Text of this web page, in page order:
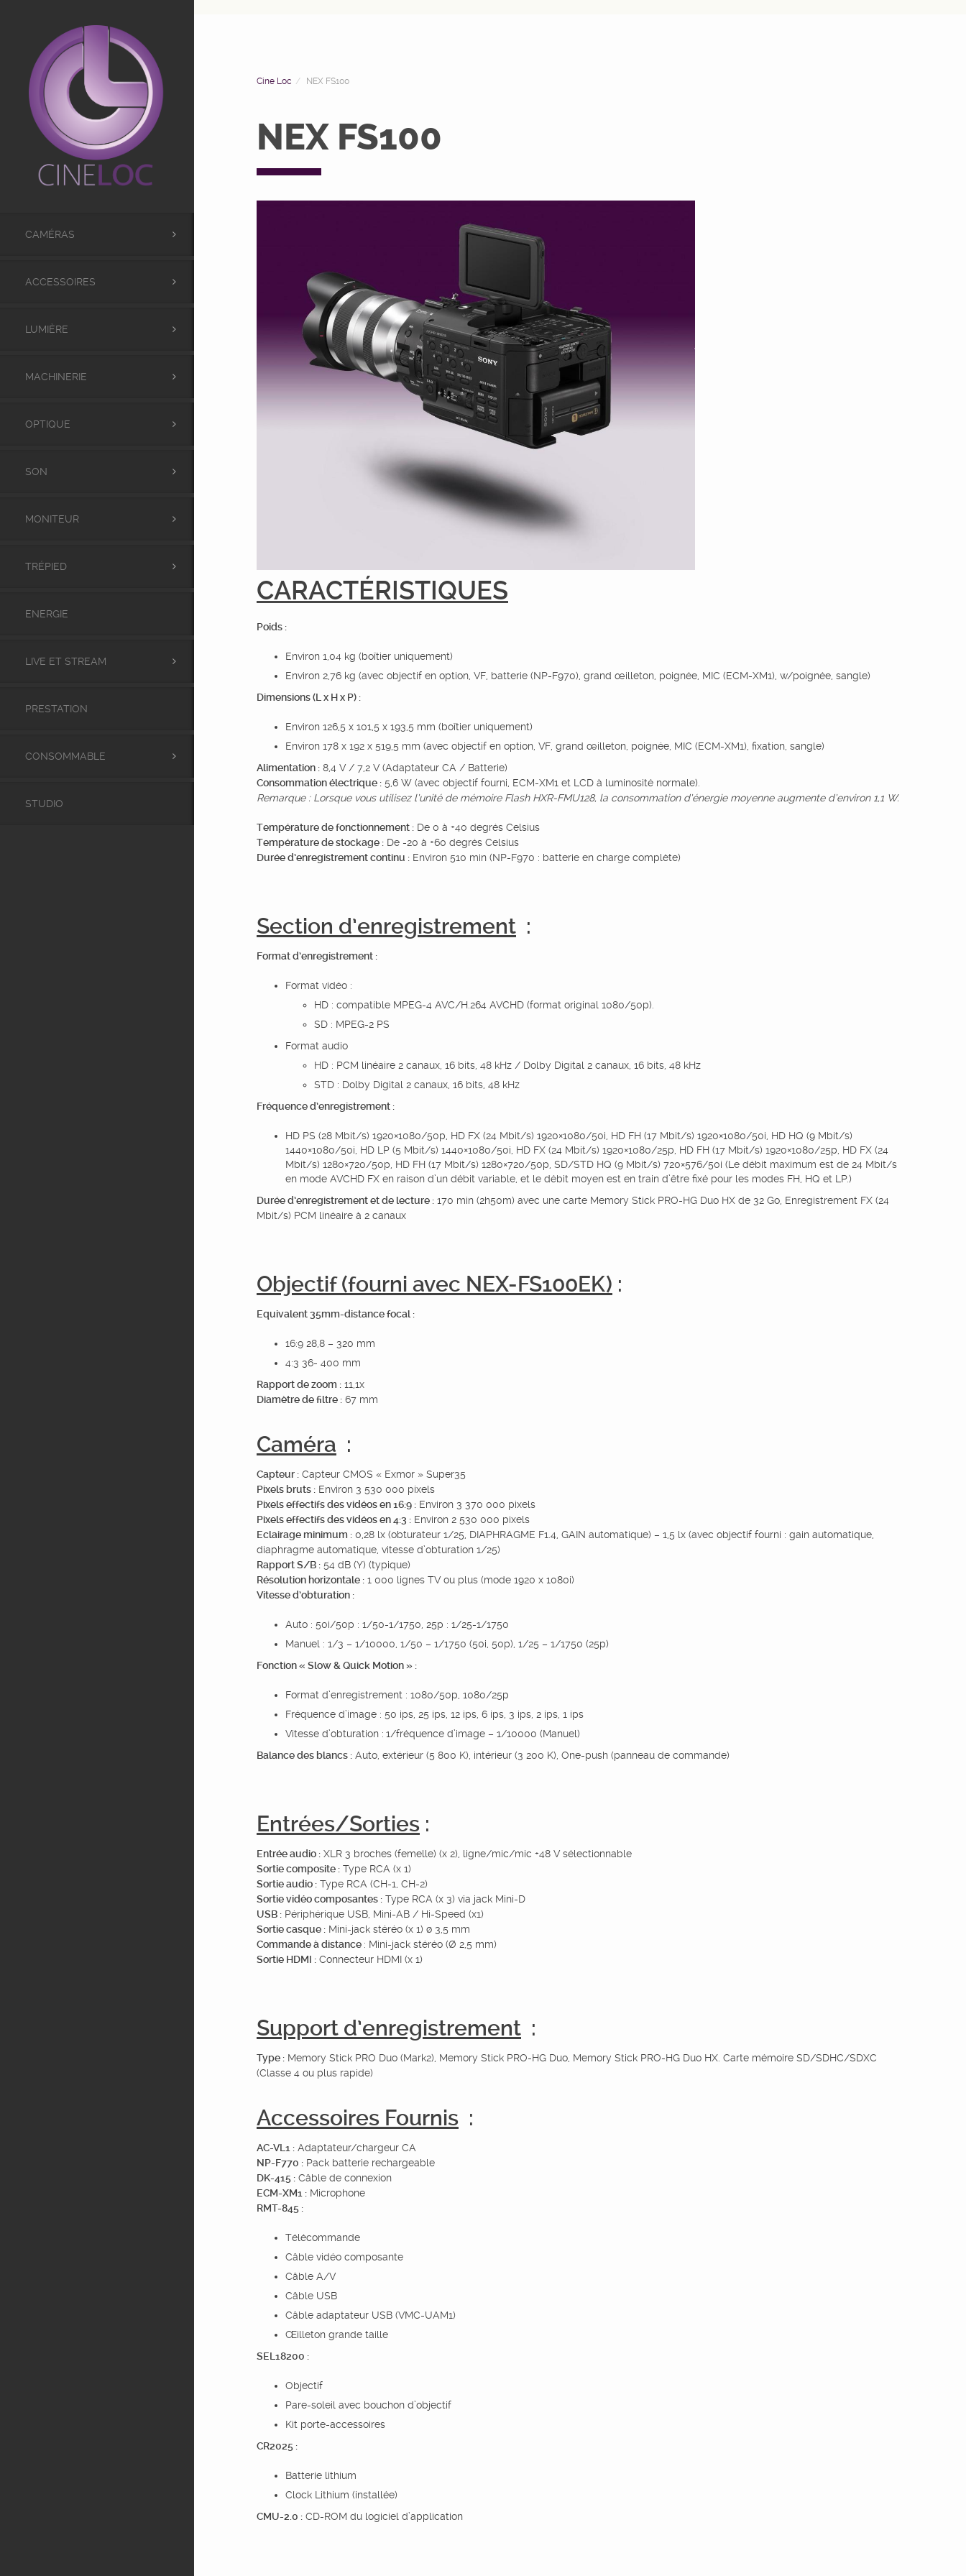
CAMÉRAS
ACCESSOIRES
LUMIÈRE
MACHINERIE
OPTIQUE
SON
MONITEUR
TRÉPIED
ENERGIE
LIVE ET STREAM
PRESTATION
CONSOMMABLE
STUDIO
Cine Loc NEX FS100
NEX FS100
CARACTÉRISTIQUES
Poids :
Environ 1,04 kg (boîtier uniquement)
Environ 2,76 kg (avec objectif en option, VF, batterie (NP-F970), grand œilleton, poignée, MIC (ECM-XM1), w/poignée, sangle)
Dimensions (L x H x P) :
Environ 126,5 x 101,5 x 193,5 mm (boîtier uniquement)
Environ 178 x 192 x 519,5 mm (avec objectif en option, VF, grand œilleton, poignée, MIC (ECM-XM1), fixation, sangle)
Alimentation : 8,4 V / 7,2 V (Adaptateur CA / Batterie)
Consommation électrique : 5,6 W (avec objectif fourni, ECM-XM1 et LCD à luminosité normale).
Remarque : Lorsque vous utilisez l’unité de mémoire Flash HXR-FMU128, la consommation d’énergie moyenne augmente d’environ 1,1 W.
Température de fonctionnement : De 0 à +40 degrés Celsius
Température de stockage : De -20 à +60 degrés Celsius
Durée d’enregistrement continu : Environ 510 min (NP-F970 : batterie en charge complète)
Section d’enregistrement :
Format d’enregistrement :
Format vidéo :
HD : compatible MPEG-4 AVC/H.264 AVCHD (format original 1080/50p).
SD : MPEG-2 PS
Format audio
HD : PCM linéaire 2 canaux, 16 bits, 48 kHz / Dolby Digital 2 canaux, 16 bits, 48 kHz
STD : Dolby Digital 2 canaux, 16 bits, 48 kHz
Fréquence d’enregistrement :
HD PS (28 Mbit/s) 1920×1080/50p, HD FX (24 Mbit/s) 1920×1080/50i, HD FH (17 Mbit/s) 1920×1080/50i, HD HQ (9 Mbit/s)
1440×1080/50i, HD LP (5 Mbit/s) 1440×1080/50i, HD FX (24 Mbit/s) 1920×1080/25p, HD FH (17 Mbit/s) 1920×1080/25p, HD FX (24
Mbit/s) 1280×720/50p, HD FH (17 Mbit/s) 1280×720/50p, SD/STD HQ (9 Mbit/s) 720×576/50i (Le débit maximum est de 24 Mbit/s
en mode AVCHD FX en raison d’un débit variable, et le débit moyen est en train d’être fixé pour les modes FH, HQ et LP.)
Durée d’enregistrement et de lecture : 170 min (2h50m) avec une carte Memory Stick PRO-HG Duo HX de 32 Go, Enregistrement FX (24
Mbit/s) PCM linéaire à 2 canaux
Objectif (fourni avec NEX-FS100EK) :
Equivalent 35mm-distance focal :
16:9 28,8 – 320 mm
4:3 36- 400 mm
Rapport de zoom : 11,1x
Diamètre de filtre : 67 mm
Caméra :
Capteur : Capteur CMOS « Exmor » Super35
Pixels bruts : Environ 3 530 000 pixels
Pixels effectifs des vidéos en 16:9 : Environ 3 370 000 pixels
Pixels effectifs des vidéos en 4:3 : Environ 2 530 000 pixels
Eclairage minimum : 0,28 lx (obturateur 1/25, DIAPHRAGME F1.4, GAIN automatique) – 1,5 lx (avec objectif fourni : gain automatique,
diaphragme automatique, vitesse d’obturation 1/25)
Rapport S/B : 54 dB (Y) (typique)
Résolution horizontale : 1 000 lignes TV ou plus (mode 1920 x 1080i)
Vitesse d’obturation :
Auto : 50i/50p : 1/50-1/1750, 25p : 1/25-1/1750
Manuel : 1/3 – 1/10000, 1/50 – 1/1750 (50i, 50p), 1/25 – 1/1750 (25p)
Fonction « Slow & Quick Motion » :
Format d’enregistrement : 1080/50p, 1080/25p
Fréquence d’image : 50 ips, 25 ips, 12 ips, 6 ips, 3 ips, 2 ips, 1 ips
Vitesse d’obturation : 1/fréquence d’image – 1/10000 (Manuel)
Balance des blancs : Auto, extérieur (5 800 K), intérieur (3 200 K), One-push (panneau de commande)
Entrées/Sorties :
Entrée audio : XLR 3 broches (femelle) (x 2), ligne/mic/mic +48 V sélectionnable
Sortie composite : Type RCA (x 1)
Sortie audio : Type RCA (CH-1, CH-2)
Sortie vidéo composantes : Type RCA (x 3) via jack Mini-D
USB : Périphérique USB, Mini-AB / Hi-Speed (x1)
Sortie casque : Mini-jack stéréo (x 1) ø 3,5 mm
Commande à distance : Mini-jack stéréo (Ø 2,5 mm)
Sortie HDMI : Connecteur HDMI (x 1)
Support d’enregistrement :
Type : Memory Stick PRO Duo (Mark2), Memory Stick PRO-HG Duo, Memory Stick PRO-HG Duo HX. Carte mémoire SD/SDHC/SDXC
(Classe 4 ou plus rapide)
Accessoires Fournis :
AC-VL1 : Adaptateur/chargeur CA
NP-F770 : Pack batterie rechargeable
DK-415 : Câble de connexion
ECM-XM1 : Microphone
RMT-845 :
Télécommande
Câble vidéo composante
Câble A/V
Câble USB
Câble adaptateur USB (VMC-UAM1)
Œilleton grande taille
SEL18200 :
Objectif
Pare-soleil avec bouchon d’objectif
Kit porte-accessoires
CR2025 :
Batterie lithium
Clock Lithium (installée)
CMU-2.0 : CD-ROM du logiciel d’application